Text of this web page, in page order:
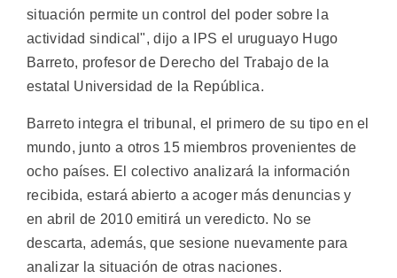
situación permite un control del poder sobre la
actividad sindical", dijo a IPS el uruguayo Hugo
Barreto, profesor de Derecho del Trabajo de la
estatal Universidad de la República.
Barreto integra el tribunal, el primero de su tipo en el
mundo, junto a otros 15 miembros provenientes de
ocho países. El colectivo analizará la información
recibida, estará abierto a acoger más denuncias y
en abril de 2010 emitirá un veredicto. No se
descarta, además, que sesione nuevamente para
analizar la situación de otras naciones.